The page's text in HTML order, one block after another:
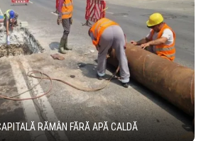
RĂMÂN FĂRĂ APĂ CALDĂ